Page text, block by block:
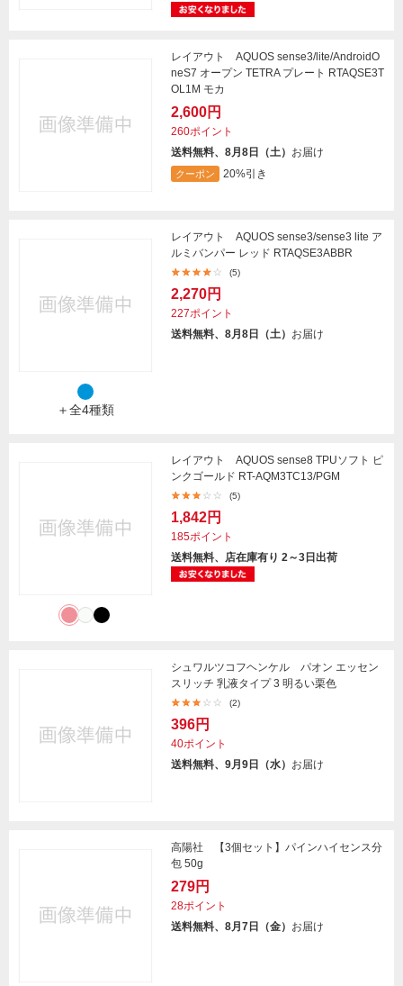
レイアウト AQUOS sense3/lite/AndroidO
neS7 オープン TETRA プレート RTAQSE3T
OL1M モカ
2,600円
260ポイント
送料無料、8月8日（土） お届け
クーポン 20%引き
＋全4種類
レイアウト AQUOS sense3/sense3 lite ア
ルミバンパー レッド RTAQSE3ABBR
(5)
2,270円
227ポイント
送料無料、8月8日（土） お届け
レイアウト AQUOS sense8 TPUソフト ピ
ンクゴールド RT-AQM3TC13/PGM
(5)
1,842円
185ポイント
送料無料、店在庫有り 2～3日出荷
シュワルツコフヘンケル パオン エッセン
スリッチ 乳液タイプ 3 明るい栗色
(2)
396円
40ポイント
送料無料、9月9日（水） お届け
高陽社 【3個セット】パインハイセンス分
包 50g
279円
28ポイント
送料無料、8月7日（金） お届け